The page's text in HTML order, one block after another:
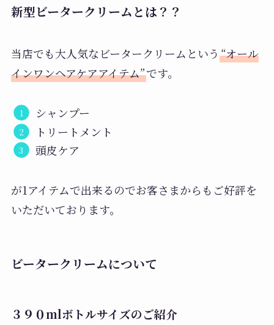
新型ビータークリームとは？？
当店でも大人気なビータークリームという “オール
インワンヘアケアアイテム”です。
シャンプー
トリートメント
頭皮ケア
が1アイテムで出来るのでお客さまからもご好評を
いただいております。
ビータークリームについて
３９０mlボトルサイズのご紹介